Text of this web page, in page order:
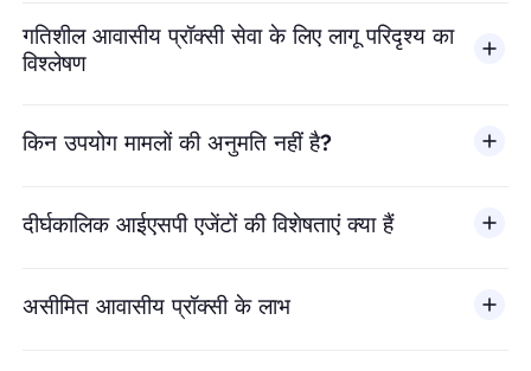
गतिशील आवासीय प्रॉक्सी सेवा के लिए लागू परिदृश्य का
विश्लेषण
किन उपयोग मामलों की अनुमति नहीं है?
BestProxy धोखाधड़ी, स्पैम, नकली एंगेजमेंट, क्रेडेंशियल दुरुपयोग,
दीर्घकालिक आईएसपी एजेंटों की विशेषताएं क्या हैं
असीमित आवासीय प्रॉक्सी के लाभ